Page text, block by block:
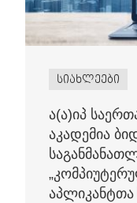
სიახლეები
ა(ა)იპ
აკადემია